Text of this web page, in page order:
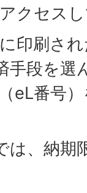
クセス
印刷さ
手段を選
eL番号
は、納期